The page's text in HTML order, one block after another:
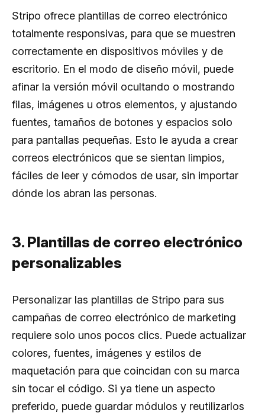
Stripo ofrece plantillas de correo electrónico
totalmente responsivas, para que se muestren
correctamente en dispositivos móviles y de
escritorio. En el modo de diseño móvil, puede
afinar la versión móvil ocultando o mostrando
filas, imágenes u otros elementos, y ajustando
fuentes, tamaños de botones y espacios solo
para pantallas pequeñas. Esto le ayuda a crear
correos electrónicos que se sientan limpios,
fáciles de leer y cómodos de usar, sin importar
dónde los abran las personas.
3. Plantillas de correo electrónico
personalizables
Personalizar las plantillas de Stripo para sus
campañas de correo electrónico de marketing
requiere solo unos pocos clics. Puede actualizar
colores, fuentes, imágenes y estilos de
maquetación para que coincidan con su marca
sin tocar el código. Si ya tiene un aspecto
preferido, puede guardar módulos y reutilizarlos